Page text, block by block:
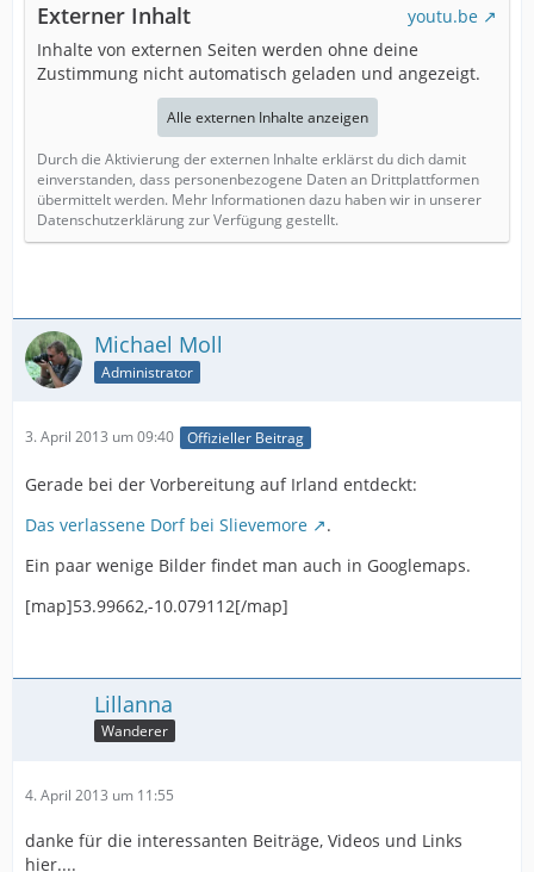
Externer Inhalt
youtu.be
Inhalte von externen Seiten werden ohne deine
Zustimmung nicht automatisch geladen und angezeigt.
Alle externen Inhalte anzeigen
Durch die Aktivierung der externen Inhalte erklärst du dich damit
einverstanden, dass personenbezogene Daten an Drittplattformen
übermittelt werden. Mehr Informationen dazu haben wir in unserer
Datenschutzerklärung zur Verfügung gestellt.
Michael Moll
Administrator
3. April 2013 um 09:40 Offizieller Beitrag
Gerade bei der Vorbereitung auf Irland entdeckt:
Das verlassene Dorf bei Slievemore
.
Ein paar wenige Bilder findet man auch in Googlemaps.
[map]53.99662,-10.079112[/map]
Lillanna
Wanderer
4. April 2013 um 11:55
danke für die interessanten Beiträge, Videos und Links
hier....